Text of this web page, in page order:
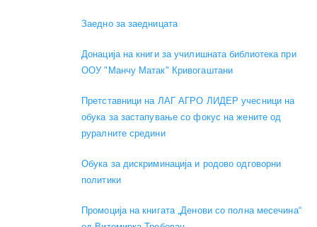
Заедно за заедницата
Донација на книги за училишната библиотека при
ООУ "Манчу Матак" Кривогаштани
Претставници на ЛАГ АГРО ЛИДЕР учесници на
обука за застапување со фокус на жените од
руралните средини
Обука за дискриминација и родово одговорни
политики
Промоција на книгата „Денови со полна месечина“